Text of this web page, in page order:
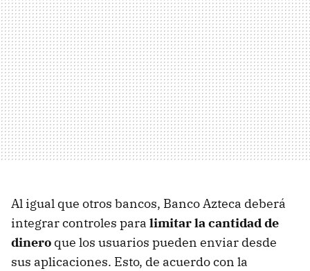
Al igual que otros bancos, Banco Azteca deberá
integrar controles para limitar la cantidad de
dinero que los usuarios pueden enviar desde
sus aplicaciones. Esto, de acuerdo con la